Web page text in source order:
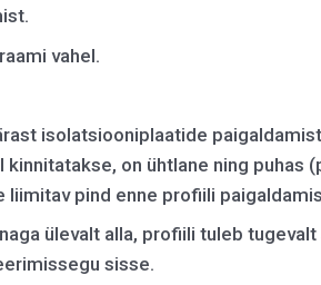
vahel.
isolatsiooniplaatide
on ühtlane ning puhas
liimitav pind enne profiili
ülevalt alla, profiili tuleb
sisse.